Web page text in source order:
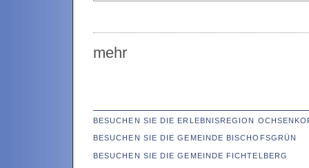
mehr
BESUCHEN SIE DIE ERLEBNISREGION
BESUCHEN SIE DIE GEMEINDE BISCHOFSGRÜN
BESUCHEN SIE DIE GEMEINDE FICHTELBERG